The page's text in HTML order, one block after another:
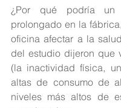
¿Por qué podría un
prolongado en la
oficina afectar a la
del estudio dijeron que
(la inactividad física,
altas de consumo de
niveles más altos de